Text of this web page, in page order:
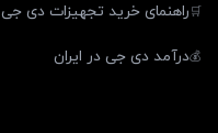
🛒راهنمای خرید تجهیزات دی جی
💰درآمد دی جی در ایران